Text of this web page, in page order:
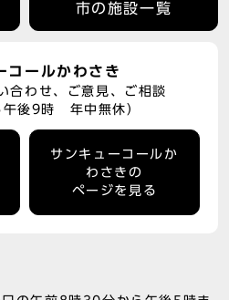
市の施設一覧
コールかわさき
合わせ、ご意見、ご相談
午後9時 年中無休）
サンキューコールか
わさきの
ページを見る